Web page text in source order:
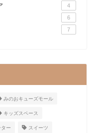
4
6
7
みのおキューズモール
キッズスペース
ー スイーツ